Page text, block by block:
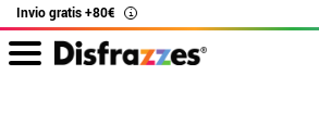
Invio gratis +80€ i